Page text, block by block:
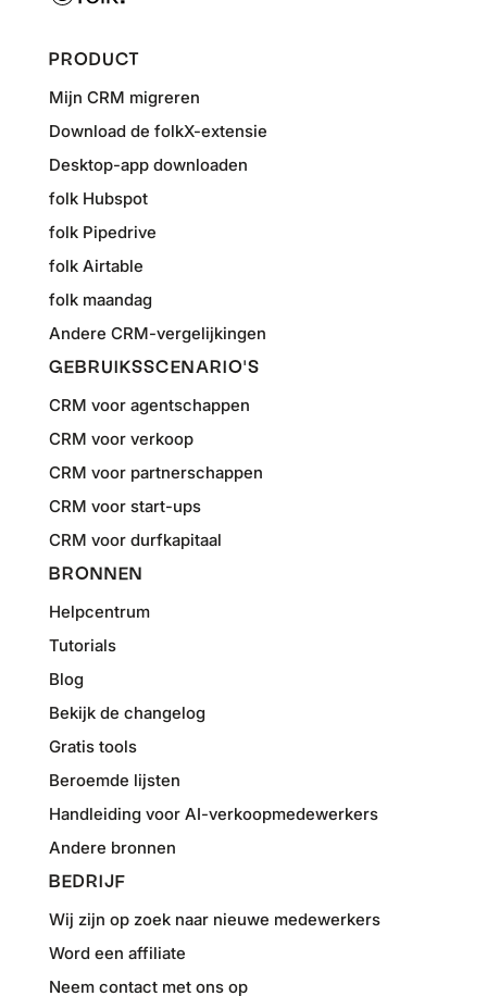
PRODUCT
Mijn CRM migreren
Download de folkX-extensie
Desktop-app downloaden
folk Hubspot
folk Pipedrive
folk Airtable
folk maandag
Andere CRM-vergelijkingen
GEBRUIKSSCENARIO'S
CRM voor agentschappen
CRM voor verkoop
CRM voor partnerschappen
CRM voor start-ups
CRM voor durfkapitaal
BRONNEN
Helpcentrum
Tutorials
Blog
Bekijk de changelog
Gratis tools
Beroemde lijsten
Handleiding voor AI-verkoopmedewerkers
Andere bronnen
BEDRIJF
Wij zijn op zoek naar nieuwe medewerkers
Word een affiliate
Neem contact met ons op